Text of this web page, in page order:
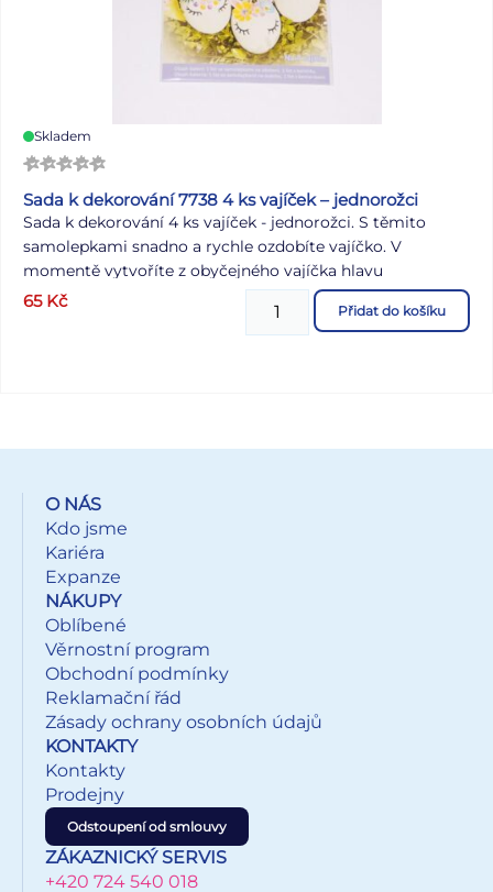
Skladem
Sada k dekorování 7738 4 ks vajíček – jednorožci
Sada k dekorování 4 ks vajíček - jednorožci. S těmito
samolepkami snadno a rychle ozdobíte vajíčko. V
momentě vytvoříte z obyčejného vajíčka hlavu
jednorožce podle svých představ. Takto netradičně a
originálně ozdobená vajíčka budou hlavní ozdobou
Vyjměte květiny a přilepte k rohu a uším. Pro 3D efekt
ohněte okvětní lístky. 6. Vyjměte kamínky z druhéro
archu samolepek a přilepte na vajíčko. Uvedená cena je za
1 balení.
65 Kč Přidat do košíku
O NÁS
Kdo jsme
Kariéra
Expanze
NÁKUPY
Oblíbené
Věrnostní program
Obchodní podmínky
Reklamační řád
Zásady ochrany osobních údajů
KONTAKTY
Kontakty
Prodejny
Odstoupení od smlouvy
ZÁKAZNICKÝ SERVIS
+420 724 540 018